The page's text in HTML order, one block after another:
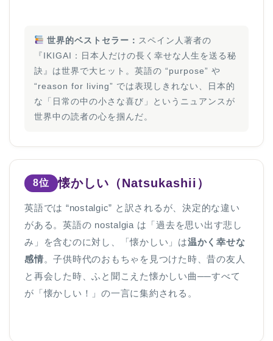
世界的ベストセラー： スペイン人著者の
『IKIGAI：日本人だけの長く幸せな人生を送る秘
訣』は世界で大ヒット。英語の “purpose” や
“reason for living” では表現しきれない、日本的
な「日常の中の小さな喜び」というニュアンスが
世界中の読者の心を掴んだ。
8位 懐かしい（Natsukashii）
英語では “nostalgic” と訳されるが、決定的な違い
がある。英語の nostalgia は「過去を思い出す悲し
み」を含むのに対し、「懐かしい」は温かく幸せな
感情。子供時代のおもちゃを見つけた時、昔の友人
と再会した時、ふと聞こえた懐かしい曲──すべて
が「懐かしい！」の一言に集約される。